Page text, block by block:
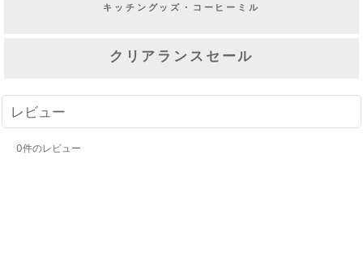
キッチングッズ・コーヒーミル
クリアランスセール
レビュー
0件のレビュー